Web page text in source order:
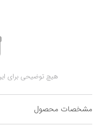
مشخصات محصول